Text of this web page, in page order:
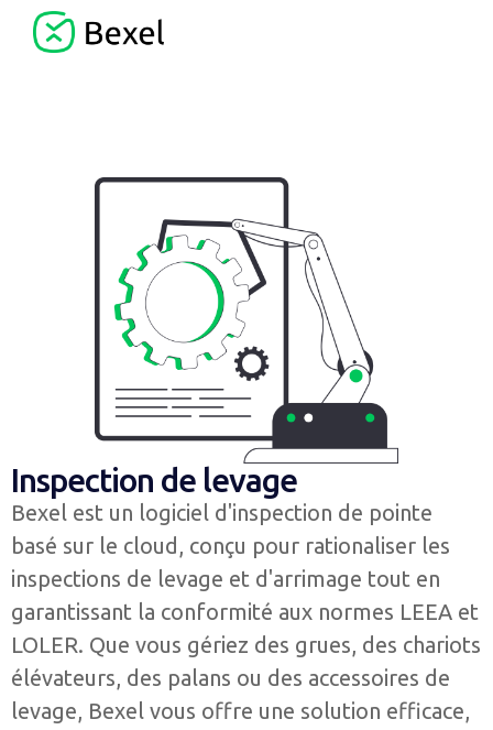
Inspection de levage
Bexel est un logiciel d'inspection de pointe
basé sur le cloud, conçu pour rationaliser les
inspections de levage et d'arrimage tout en
garantissant la conformité aux normes LEEA et
LOLER. Que vous gériez des grues, des chariots
élévateurs, des palans ou des accessoires de
levage, Bexel vous offre une solution efficace,